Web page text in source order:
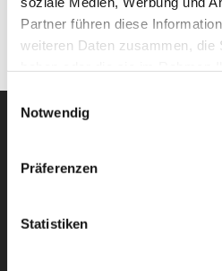
Partner führen diese
weiteren Daten zusammen, die
Einwilligungsauswahl
Notwendig
Präferenzen
Statistiken
bevorzugen. Digital Payment ist in
und kontaktlose Zahlmöglichkeiten
Datenschutzerklärung